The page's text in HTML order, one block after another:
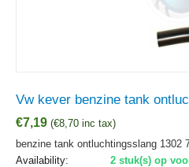
Vw kever benzine tank
€7,19 (€8,70 inc tax)
benzine tank ontluchtingsslang 1302
Availability:
2 stuk(s) op